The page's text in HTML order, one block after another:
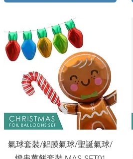
快速瀏覽
氣球套裝/鋁膜氣球/聖誕氣球/